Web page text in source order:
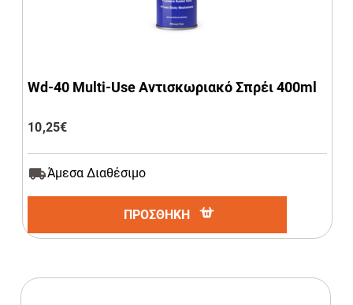
Wd-40 Multi-Use Αντισκωριακό Σπρέι 400ml
10,25€
Άμεσα Διαθέσιμο
ΠΡΟΣΘΗΚΗ